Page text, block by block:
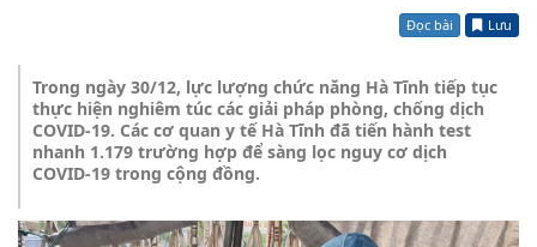
Đọc bài Lưu
Trong ngày 30/12, lực lượng chức năng Hà Tĩnh tiếp tục
thực hiện nghiêm túc các giải pháp phòng, chống dịch
COVID-19. Các cơ quan y tế Hà Tĩnh đã tiến hành test
nhanh 1.179 trường hợp để sàng lọc nguy cơ dịch
COVID-19 trong cộng đồng.